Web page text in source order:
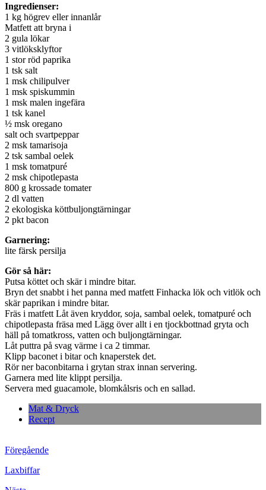
Ingredienser:
1 kg högrev eller innanlår
Matfett att bryna i
2 gula lökar
3 vitlöksklyftor
1 stor röd paprika
1 tsk salt
1 msk chilipulver
1 msk spiskummin
1 msk malen ingefära
1 tsk kanel
½ msk oregano
salt och svartpeppar
2 msk tamarisoja
2 tsk sambal oelek
1 msk tomatpuré
2 msk chipotlepasta
800 g krossade tomater
2 dl vatten
2 ekologiska köttbuljongtärningar
2 pkt bacon
Garnering:
lite färsk persilja
Gör så här:
Putsa köttet och skär i mindre bitar.
Bryn det snabbt i het panna med matfett Finhacka lök och vitlök och
skär paprikan i mindre bitar.
Fräs i matfett Låt även kryddor, soja, sambal oelek, tomatpuré och
chipotlepasta fräsa med Lägg över allt i en tjockbottnad gryta och
häll på tomatkross, vatten och buljongtärningar.
Låt puttra på svag värme i ca 2 timmar.
Klipp baconet i bitar och knaperstek det.
Rör ner baconbitarna i grytan strax innan servering.
Garnera med lite klippt persilja.
Servera med guacamole, blomkålsris och en sallad.
Mat & Dryck
Recept
Föregående
Laxbiffar